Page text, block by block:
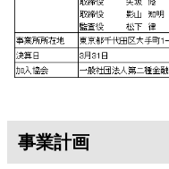
事業計画